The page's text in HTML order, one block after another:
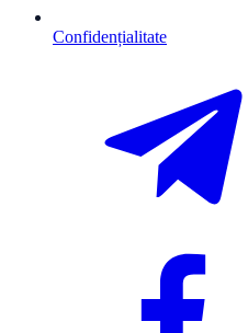
Confidențialitate